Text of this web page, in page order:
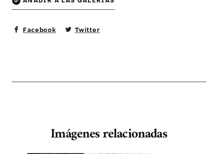
Facebook Twitter
Imágenes relacionadas